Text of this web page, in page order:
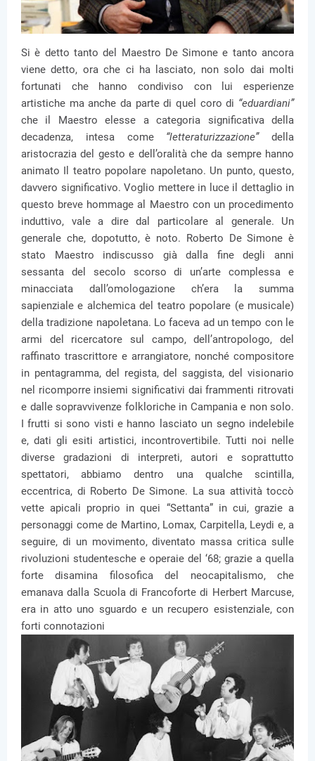
Si è detto tanto del Maestro De Simone e tanto ancora
viene detto, ora che ci ha lasciato, non solo dai molti
fortunati che hanno condiviso con lui esperienze
artistiche ma anche da parte di quel coro di “eduardiani”
che il Maestro elesse a categoria significativa della
decadenza, intesa come “letteraturizzazione”della
aristocrazia del gesto e dell’oralità che da sempre hanno
animato Il teatro popolare napoletano. Un punto, questo,
davvero significativo. Voglio mettere in luce il dettaglio in
questo breve hommage al Maestro con un procedimento
induttivo, vale a dire dal particolare al generale. Un
generale che, dopotutto, è noto. Roberto De Simone è
stato Maestro indiscusso già dalla fine degli anni
sessanta del secolo scorso di un’arte complessa e
minacciata dall’omologazione ch’era la summa
sapienziale e alchemica del teatro popolare (e musicale)
della tradizione napoletana. Lo faceva ad un tempo con le
armi del ricercatore sul campo, dell’antropologo, del
raffinato trascrittore e arrangiatore, nonché compositore
in pentagramma, del regista, del saggista, del visionario
nel ricomporre insiemi significativi dai frammenti ritrovati
e dalle sopravvivenze folkloriche in Campania e non solo.
I frutti si sono visti e hanno lasciato un segno indelebile
e, dati gli esiti artistici, incontrovertibile. Tutti noi nelle
diverse gradazioni di interpreti, autori e soprattutto
spettatori, abbiamo dentro una qualche scintilla,
eccentrica, di Roberto De Simone. La sua attività toccò
vette apicali proprio in quei “Settanta” in cui, grazie a
personaggi come de Martino, Lomax, Carpitella, Leydi e, a
seguire, di un movimento, diventato massa critica sulle
rivoluzioni studentesche e operaie del ‘68; grazie a quella
forte disamina filosofica del neocapitalismo, che
emanava dalla Scuola di Francoforte di Herbert Marcuse,
era in atto uno sguardo e un recupero esistenziale, con
forti connotazioni